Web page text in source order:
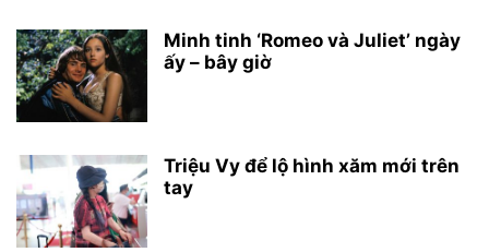
Minh tinh ‘Romeo và Juliet’ ngày
ấy – bây giờ
Triệu Vy để lộ hình xăm mới trên
tay